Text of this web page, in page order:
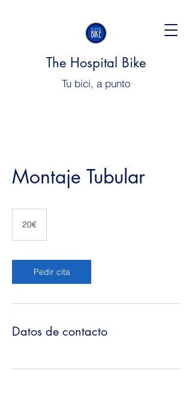
The Hospital Bike
Tu bici, a punto
Montaje Tubular
20€
Pedir cita
Datos de contacto